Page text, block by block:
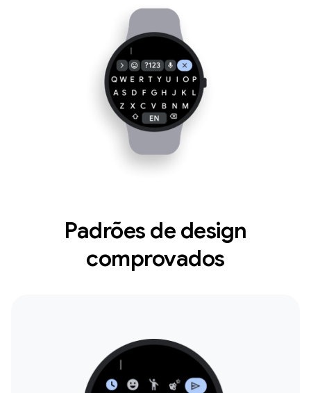
Padrões de design
comprovados